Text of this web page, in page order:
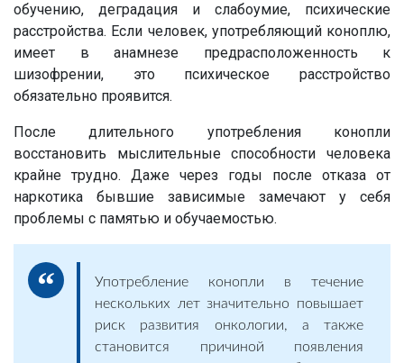
обучению, деградация и слабоумие, психические
расстройства. Если человек, употребляющий коноплю,
имеет в анамнезе предрасположенность к
шизофрении, это психическое расстройство
обязательно проявится.
После длительного употребления конопли
восстановить мыслительные способности человека
крайне трудно. Даже через годы после отказа от
наркотика бывшие зависимые замечают у себя
проблемы с памятью и обучаемостью.
Употребление конопли в течение
нескольких лет значительно повышает
риск развития онкологии, а также
становится причиной появления